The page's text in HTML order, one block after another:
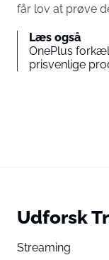
får lov at prøve
Læs også
OnePlus
prisvenlige
Udforsk
Streaming